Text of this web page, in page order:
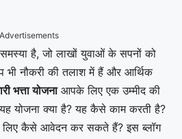
Advertisements
समस्या है, जो लाखों युवाओं के सपनों को
भी नौकरी की तलाश में हैं और आर्थिक
भत्ता योजनाआपके लिए एक उम्मीद की
योजना क्या है? यह कैसे काम करती है?
कैसे आवेदन कर सकते हैं? इस ब्लॉग